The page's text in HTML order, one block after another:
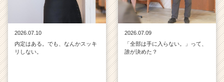
2026.07.10
内定はある。でも、なんかスッキ
リしない。
2026.07.09
「全部は手に入らない。」って、
誰が決めた？